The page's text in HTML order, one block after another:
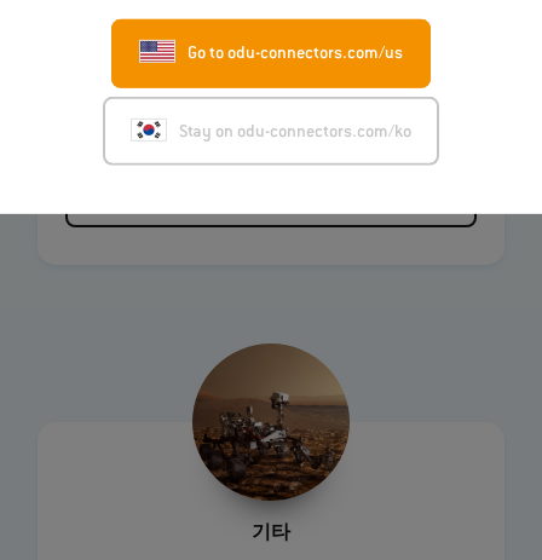
Go to odu-connectors.com/us
Stay on odu-connectors.com/ko
기타